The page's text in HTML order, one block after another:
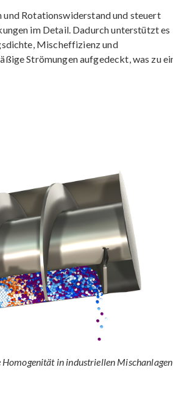
Rotationswiderstand und steuert
im Detail. Dadurch unterstützt es
Mischeffizienz und
Strömungen aufgedeckt, was zu
in industriellen Mischanlagen